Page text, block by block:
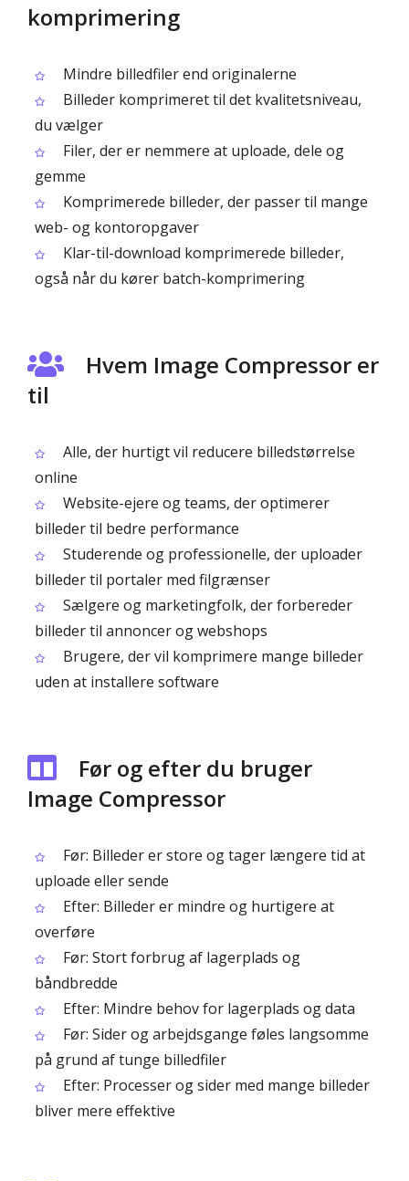
komprimering
Mindre billedfiler end originalerne
Billeder komprimeret til det kvalitetsniveau,
du vælger
Filer, der er nemmere at uploade, dele og
gemme
Komprimerede billeder, der passer til mange
web- og kontoropgaver
Klar-til-download komprimerede billeder,
også når du kører batch-komprimering
Hvem Image Compressor er
til
Alle, der hurtigt vil reducere billedstørrelse
online
Website-ejere og teams, der optimerer
billeder til bedre performance
Studerende og professionelle, der uploader
billeder til portaler med filgrænser
Sælgere og marketingfolk, der forbereder
billeder til annoncer og webshops
Brugere, der vil komprimere mange billeder
uden at installere software
Før og efter du bruger
Image Compressor
Før: Billeder er store og tager længere tid at
uploade eller sende
Efter: Billeder er mindre og hurtigere at
overføre
Før: Stort forbrug af lagerplads og
båndbredde
Efter: Mindre behov for lagerplads og data
Før: Sider og arbejdsgange føles langsomme
på grund af tunge billedfiler
Efter: Processer og sider med mange billeder
bliver mere effektive